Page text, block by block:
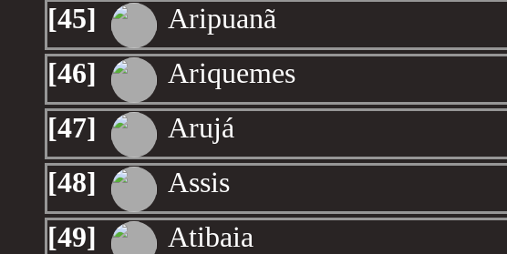
[45]
Aripuanã
[46]
Ariquemes
[47]
Arujá
[48]
Assis
[49]
Atibaia